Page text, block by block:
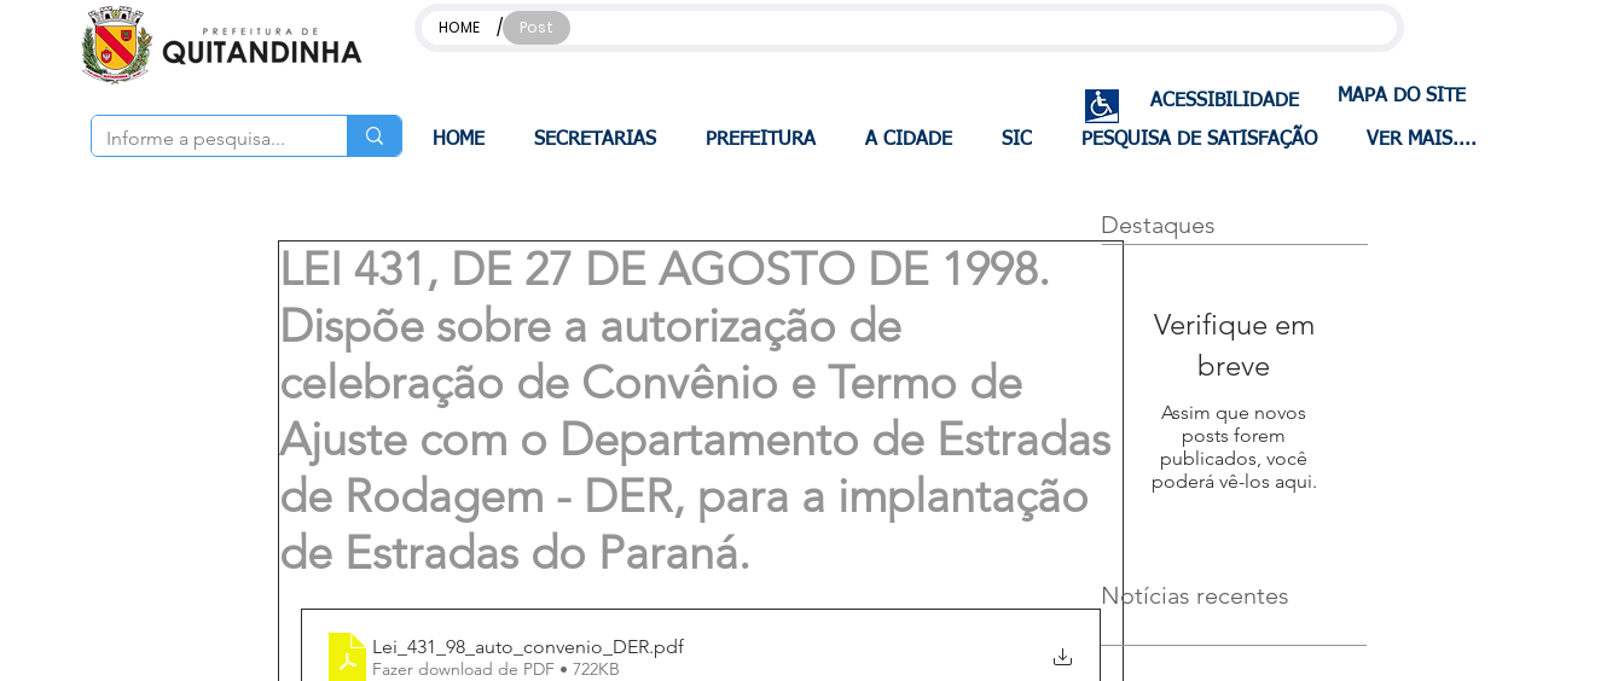
HOME / Post
ACESSIBILIDADE MAPA DO SITE
HOME SECRETARIAS PREFEITURA A CIDADE SIC PESQUISA DE SATISFAÇÃO VER MAIS....
LEI 431, DE 27 DE AGOSTO DE 1998.
Dispõe sobre a autorização de
celebração de Convênio e Termo de
Ajuste com o Departamento de Estradas
de Rodagem - DER, para a implantação
de Estradas do Paraná.
Lei_431_98_auto_convenio_DER.pdf
Fazer download de PDF • 722KB
Destaques
Verifique em
breve
Assim que novos
posts forem
publicados, você
poderá vê-los aqui.
Notícias recentes